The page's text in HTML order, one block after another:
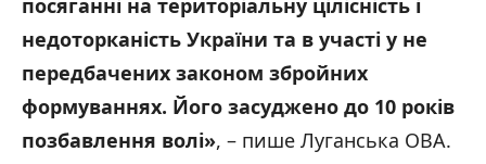
посяганні на територіальну цілісність і
недоторканість України та в участі у не
передбачених законом збройних
формуваннях. Його засуджено до 10 років
позбавлення волі», – пише Луганська ОВА.